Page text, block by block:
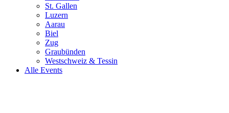
St. Gallen
Luzern
Aarau
Biel
Zug
Graubünden
Westschweiz & Tessin
Alle Events